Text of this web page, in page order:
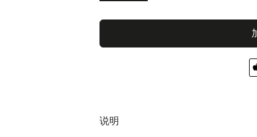
说明